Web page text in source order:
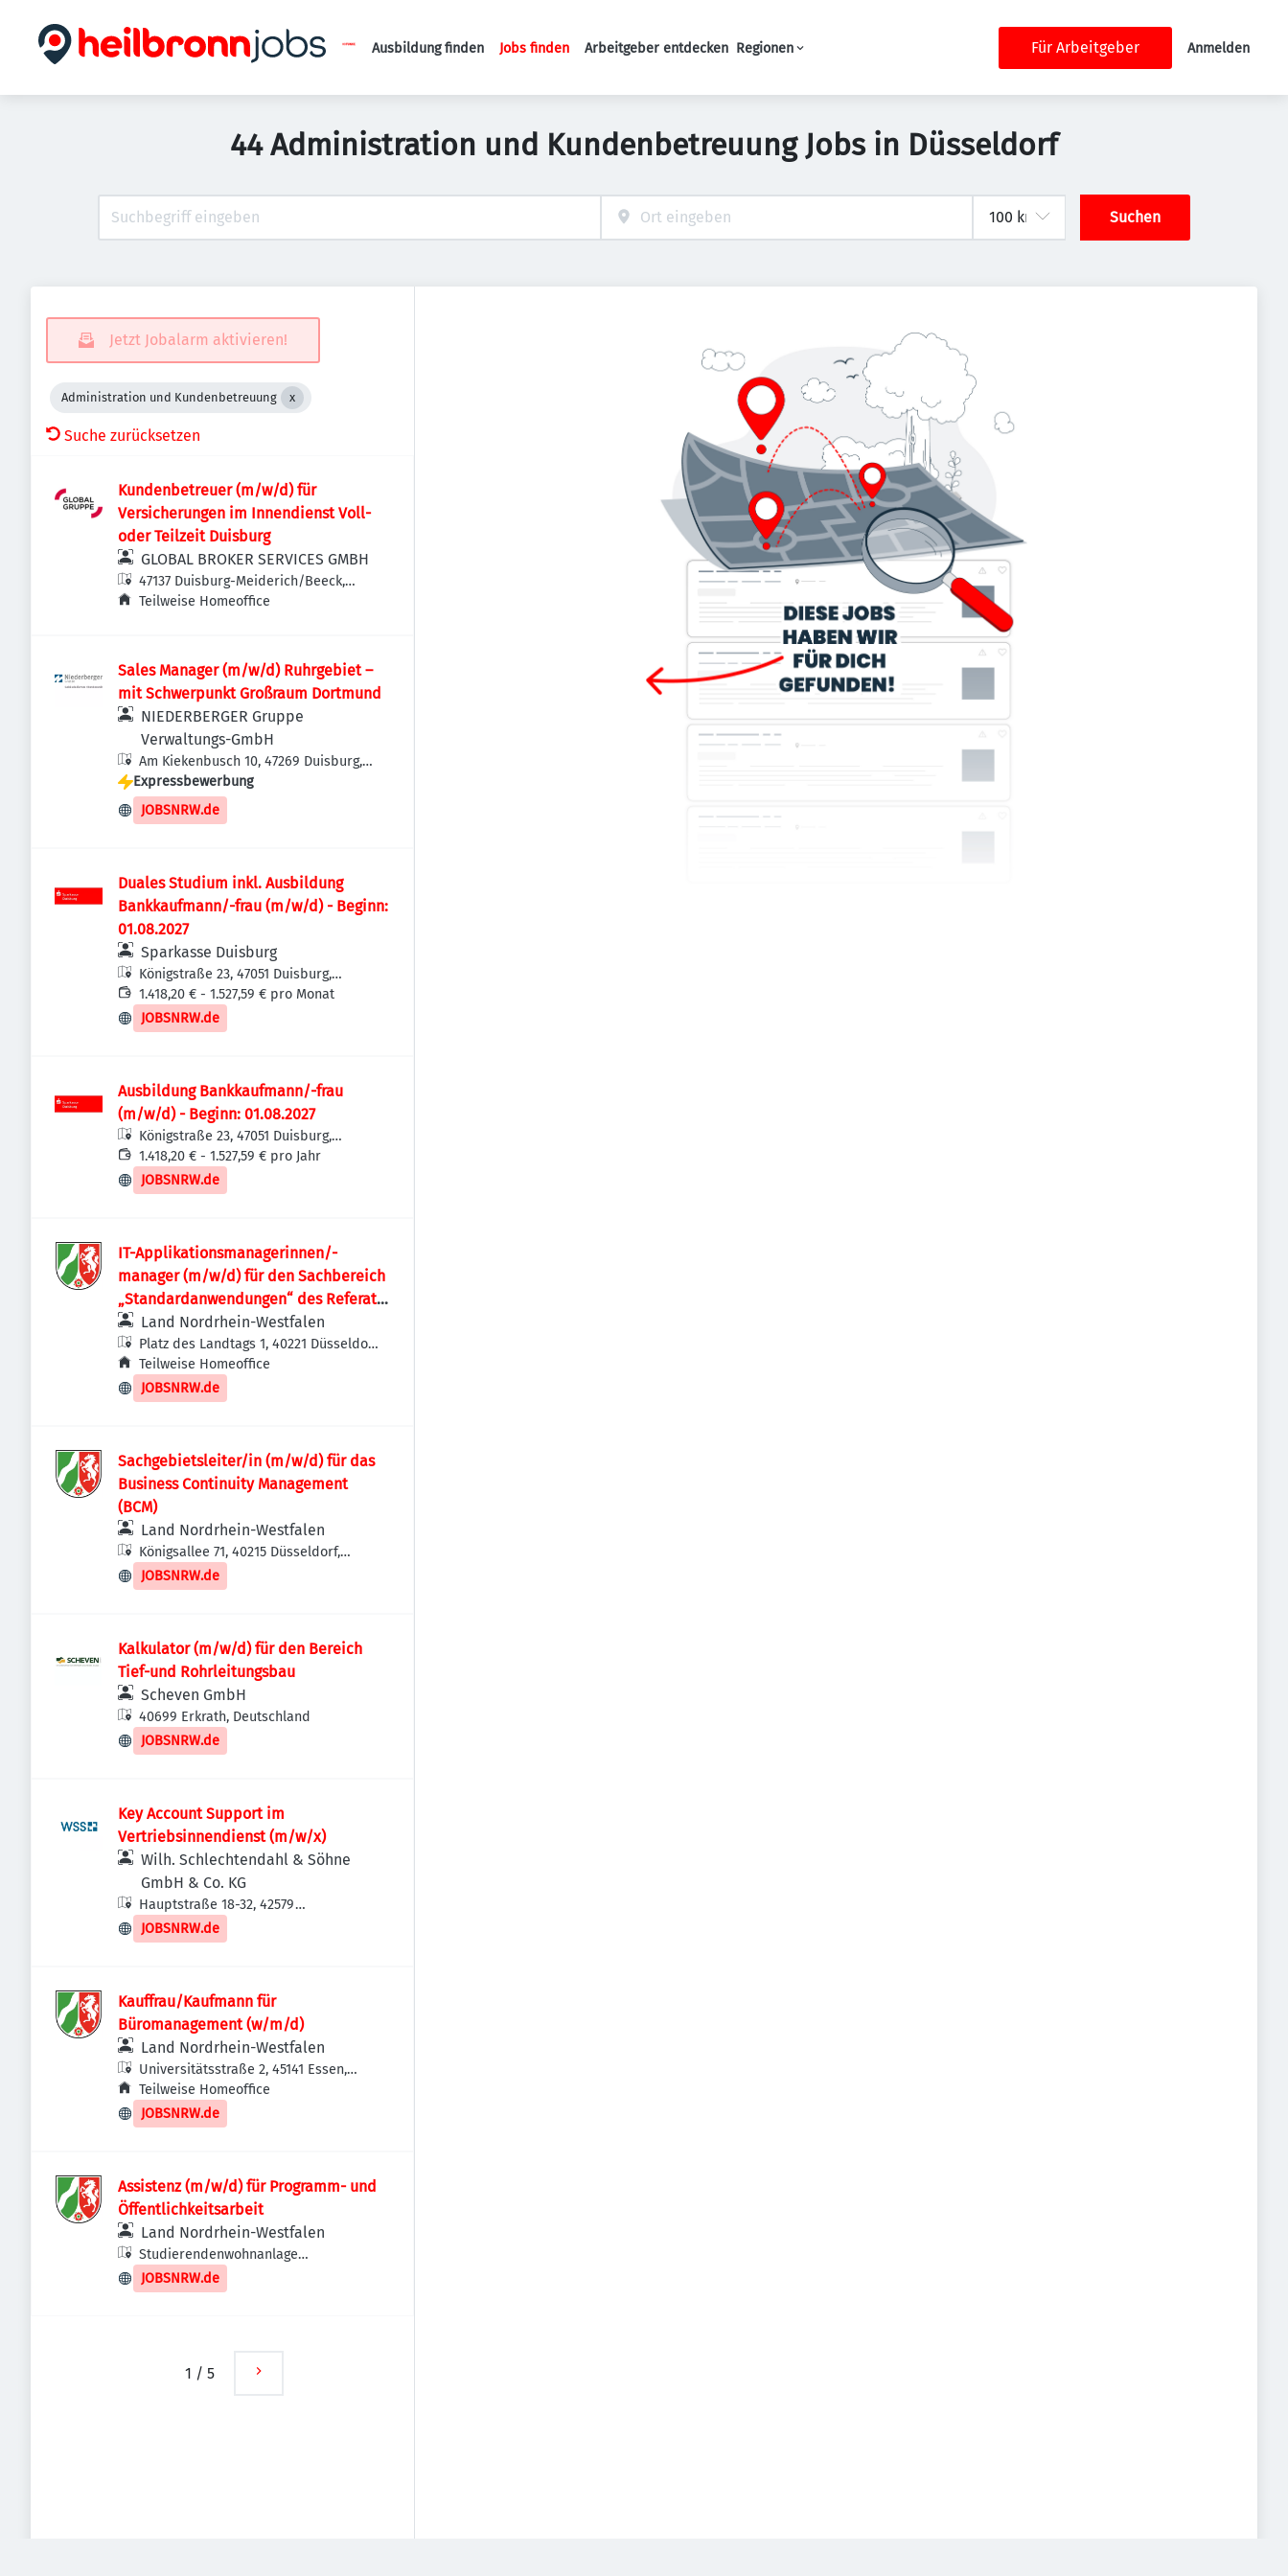
Haupt-Navigation
Ausbildung finden Jobs finden Arbeitgeber entdecken Regionen Für Arbeitgeber Anmelden
44 Administration und Kundenbetreuung Jobs in Düsseldorf
Suchen
Jetzt Jobalarm aktivieren!
Administration und Kundenbetreuung
Suche zurücksetzen
Kundenbetreuer (m/w/d) für
Versicherungen im Innendienst Voll-
oder Teilzeit Duisburg
GLOBAL BROKER SERVICES GMBH
47137 Duisburg-Meiderich/Beeck,
Deutschland
Teilweise Homeoffice
Sales Manager (m/w/d) Ruhrgebiet –
mit Schwerpunkt Großraum Dortmund
NIEDERBERGER Gruppe
Verwaltungs-GmbH
Am Kiekenbusch 10, 47269 Duisburg,
Deutschland
Expressbewerbung
JOBSNRW.de
Duales Studium inkl. Ausbildung
Bankkaufmann/-frau (m/w/d) - Beginn:
01.08.2027
Sparkasse Duisburg
Königstraße 23, 47051 Duisburg,
Deutschland
1.418,20 € - 1.527,59 € pro Monat
JOBSNRW.de
Ausbildung Bankkaufmann/-frau
(m/w/d) - Beginn: 01.08.2027
Königstraße 23, 47051 Duisburg,
Deutschland
1.418,20 € - 1.527,59 € pro Jahr
JOBSNRW.de
IT-Applikationsmanagerinnen/-
manager (m/w/d) für den Sachbereich
„Standardanwendungen“ des Referats
II.C.3 „IT-Management“
Land Nordrhein-Westfalen
Platz des Landtags 1, 40221 Düsseldorf,
Deutschland
Teilweise Homeoffice
JOBSNRW.de
Sachgebietsleiter/in (m/w/d) für das
Business Continuity Management
(BCM)
Land Nordrhein-Westfalen
Königsallee 71, 40215 Düsseldorf,
Deutschland
JOBSNRW.de
Kalkulator (m/w/d) für den Bereich
Tief-und Rohrleitungsbau
Scheven GmbH
40699 Erkrath, Deutschland
JOBSNRW.de
Key Account Support im
Vertriebsinnendienst (m/w/x)
Wilh. Schlechtendahl & Söhne
GmbH & Co. KG
Hauptstraße 18-32, 42579
Heiligenhaus, Deutschland
JOBSNRW.de
Kauffrau/Kaufmann für
Büromanagement (w/m/d)
Land Nordrhein-Westfalen
Universitätsstraße 2, 45141 Essen,
Deutschland
Teilweise Homeoffice
JOBSNRW.de
Assistenz (m/w/d) für Programm- und
Öffentlichkeitsarbeit
Land Nordrhein-Westfalen
Studierendenwohnanlage
Universitätsstraße 1,
Studierendenwerk Düsseldorf, 40225
JOBSNRW.de
1 / 5